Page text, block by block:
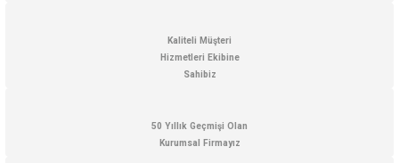
Gönder
Kaliteli Müşteri
Hizmetleri Ekibine
Sahibiz
50 Yıllık Geçmişi Olan
Kurumsal Firmayız